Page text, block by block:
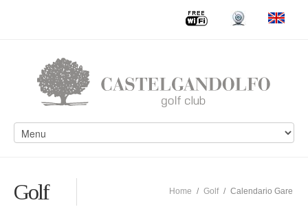
Golf Home / Golf / Calendario Gare